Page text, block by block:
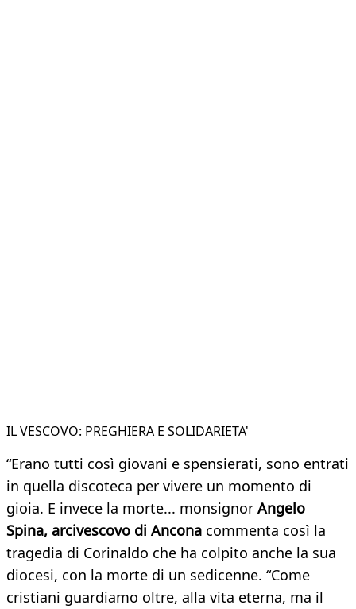
IL VESCOVO: PREGHIERA E SOLIDARIETA'
“Erano tutti così giovani e spensierati, sono entrati
in quella discoteca per vivere un momento di
gioia. E invece la morte... monsignor Angelo
Spina, arcivescovo di Ancona commenta così la
tragedia di Corinaldo che ha colpito anche la sua
diocesi, con la morte di un sedicenne. “Come
cristiani guardiamo oltre, alla vita eterna, ma il